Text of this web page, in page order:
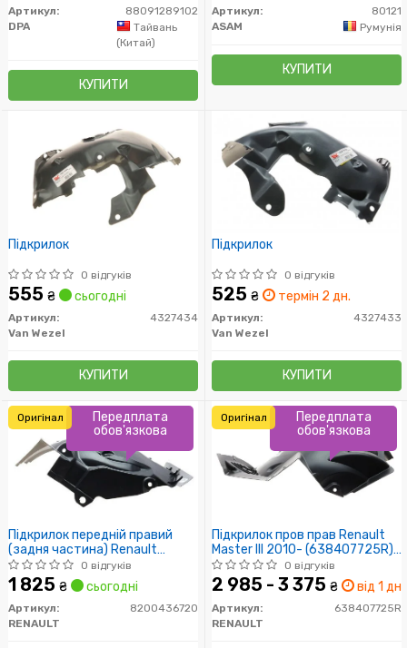
Артикул:
88091289102
DPA
Тайвань
(Китай)
КУПИТИ
Артикул:
80121
ASAM
Румунія
КУПИТИ
Підкрилок
0 відгуків
555 ₴ сьогодні
Артикул:
4327434
Van Wezel
КУПИТИ
Підкрилок
0 відгуків
525 ₴ термін 2 дн.
Артикул:
4327433
Van Wezel
КУПИТИ
Підкрилок передній правий
(задня частина) Renault
Kangoo II 2008- (8200436720)
Renault
0 відгуків
1 825 ₴ сьогодні
Артикул:
8200436720
RENAULT
Передплата
обов'язкова
Оригінал
Підкрилок пров прав Renault
Master III 2010- (638407725R)
Renault
0 відгуків
2 985 - 3 375 ₴ від 1 дн.
Артикул:
638407725R
RENAULT
Передплата
обов'язкова
Оригінал